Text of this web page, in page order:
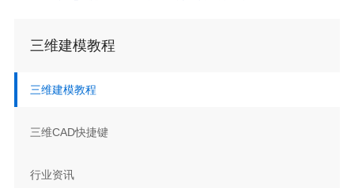
三维建模教程
三维建模教程
三维CAD快捷键
行业资讯